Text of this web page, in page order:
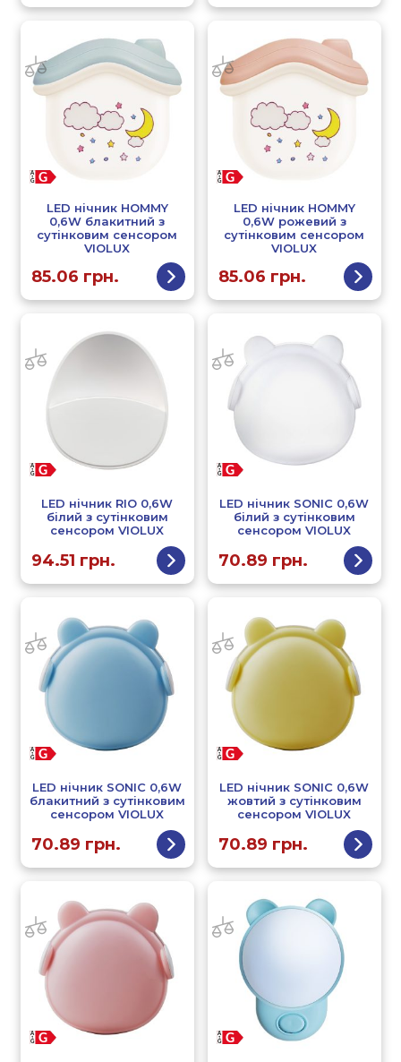
LED нічник HOMMY
0,6W блакитний з
сутінковим сенсором
VIOLUX
85.06 грн.
LED нічник HOMMY
0,6W рожевий з
сутінковим сенсором
VIOLUX
85.06 грн.
LED нічник RIO 0,6W
білий з сутінковим
сенсором VIOLUX
94.51 грн.
LED нічник SONIC 0,6W
білий з сутінковим
сенсором VIOLUX
70.89 грн.
LED нічник SONIC 0,6W
блакитний з сутінковим
сенсором VIOLUX
70.89 грн.
LED нічник SONIC 0,6W
жовтий з сутінковим
сенсором VIOLUX
70.89 грн.